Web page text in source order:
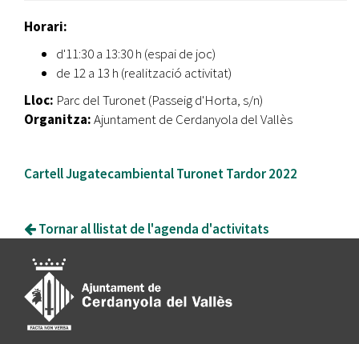
Horari:
d'11:30 a 13:30 h (espai de joc)
de 12 a 13 h (realització activitat)
Lloc: Parc del Turonet (Passeig d'Horta, s/n)
Organitza:Ajuntament de Cerdanyola del Vallès
Cartell Jugatecambiental Turonet Tardor 2022
Tornar al llistat de l'agenda d'activitats